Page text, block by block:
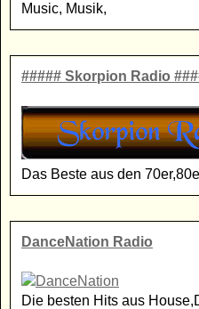
Music, Musik,
##### Skorpion Radio
Das Beste aus den
DanceNation Radio
Die besten Hits aus